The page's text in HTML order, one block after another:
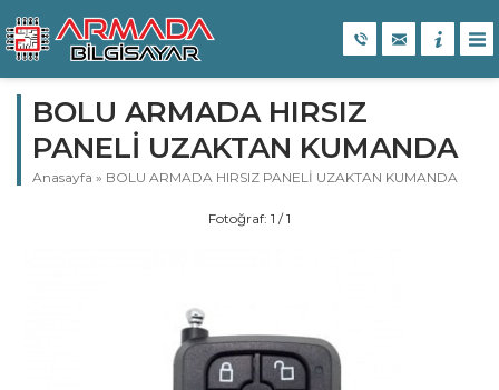
BOLU ARMADA HIRSIZ
PANELİ UZAKTAN KUMANDA
Anasayfa » BOLU ARMADA HIRSIZ PANELİ UZAKTAN KUMANDA
Fotoğraf: 1 / 1